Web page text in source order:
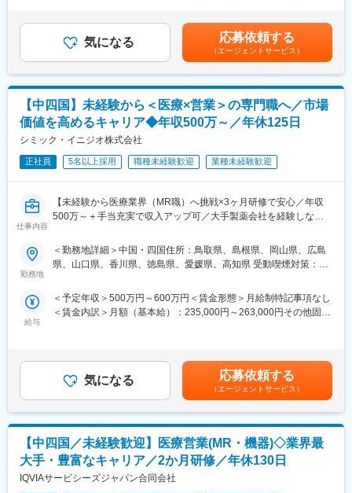
■明確な評価制度：
自身の成果や頑張りが客観的に評価され、年収に反映されます。
また、在籍年数が増えると永年勤続報奨金や四半期一時金などの
手当もアップします。つまり、やりがいや努力がきちんと報われ
る報酬制度になっています。
【サポート体制】
配属後は担当マネージャーが丁寧に支援します。日々の仕事の悩
す。また知識・スキルレベルを上げるために様々な研修をご用意
変更の範囲：会社の定める業務
MR（医薬情報担当者）として、ドクターや医薬品卸へ訪問、医薬
品に関する情報提供を行います。
＜MRとは＞
医薬品販売に際し、医師への医薬品の効果、効能、副作用を情報
提供がミッションです。
医薬品は「どの成分に、どのような効果があって、誰に使うと良
いのか」などの情報が付加されて、初めて効果的に使うことがで
きます。医師への適切な医薬品情報の提供を通じて、患者さんの
治療、地域医療課題に貢献することができます。
・入社から3か月間：座学研修（導入教育）のみ
└医薬品や医療業界、営業方法についての知識を身につけます。
わせて行う、MR認定試験に100％を担保する対策講座がありま
す。
★入社同期がいるため、一緒に頑張れる環境です！専門性の高い
営業職が目指せます。
＜安定性＞
・誰にとっても必要不可欠な医療業界は、景気の影響に左右され
にくく、安定した売上を誇っています。
・当社は、東証プライム上場以来、10期連続で増収中のクオール
グループに属しており、主力事業を担っています。
＜社会貢献度の高さ＞
自身の売上・営業活動が患者さんのQOLの向上や病気から救うこ
とに繋がるため、やりがいをもって営業できます。
どを考慮し、規定により決定します。※年収の他に別途日当（月額
3～4万円）・諸手当有昇給：年1回★頑張りに応じて年収UP★赴
任先の評価次第で大幅に年収をUPできます。（年2回業績給改
定）賃金はあくまでも目安の金額であり、選考を通じて上下する
可能性があります。月給(月額)は固定手当を含めた表記です。
気になる 応募依頼する
（エージェントサービス）
【中四国】未経験から＜医療×営業＞の専門職へ／市場
価値を高めるキャリア◆年収500万～／年休125日
シミック・イニジオ株式会社
正社員 5名以上採用 職種未経験歓迎 業種未経験歓迎
仕事内容
【未経験から医療業界（MR職）へ挑戦×3ヶ月研修で安心／年収
500万～＋手当充実で収入アップ可／大手製薬会社を経験しなが
＜入社月について＞
入社月が決まっているため同期も多く安心してスタート可能
具体的には、「どんな病気に効くか（効果）／安全性（副作用や
注意点）／品質に問題はないか」をわかりやすく伝えます
また、現場で使われた際の声を聞き取り製薬会社へ届け、より良
い薬づくりにも貢献します
自分が関わった薬が患者様の治療につながり、感謝されるやりが
いのある仕事です
＼＼求人のポイント／／
◎未経験から医療業界へ｜大手製薬会社のプロジェクトで働ける
勤務地
＜勤務地詳細＞中国・四国住所：鳥取県、島根県、岡山県、広島
県、山口県、香川県、徳島県、愛媛県、高知県 受動喫煙対策：屋
給与
＜予定年収＞500万円～600万円＜賃金形態＞月給制特記事項なし
＜賃金内訳＞月額（基本給）：235,000円～263,000円その他固定
を全額支給 ■賞与年2回（昨年度実績4.2ヶ月）、報酬改定年1回■
全国勤務が可能な方は、50万円の一時金を支給(3ヶ月の試用期間
後の翌月給与で支給)賃金はあくまでも目安の金額であり、選考を
通じて上下する可能性があります。月給(月額)は固定手当を含めた
表記です。
気になる 応募依頼する
（エージェントサービス）
【中四国／未経験歓迎】医療営業(MR・機器)◇業界最
大手・豊富なキャリア／2か月研修／年休130日
IQVIAサービシーズジャパン合同会社